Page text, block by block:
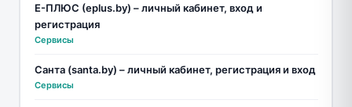
Е-ПЛЮС (eplus.by) – личный кабинет, вход и
регистрация
Сервисы
Санта (santa.by) – личный кабинет, регистрация и вход
Сервисы